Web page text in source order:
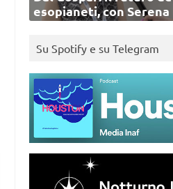
esopianeti, con
Su Spotify e su Telegram